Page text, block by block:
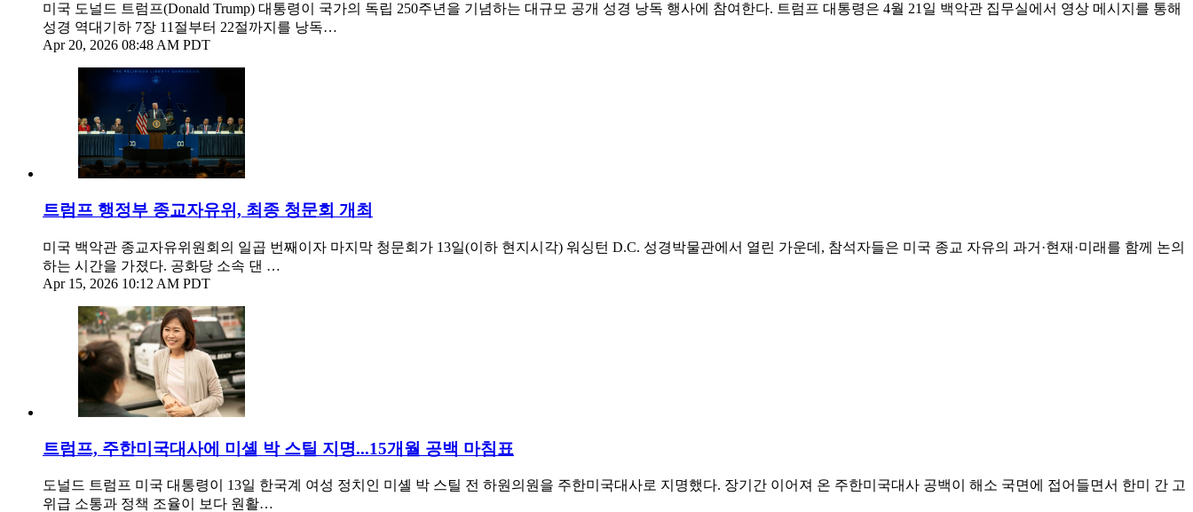
미국 도널드 트럼프(Donald Trump) 대통령이 국가의 독립 250주년을 기념하는 대규모 공개 성경 낭독 행사에 참여한다. 트럼프 대통령은 4월 21일 백악관 집무실에서 영상 메시지를 통해
성경 역대기하 7장 11절부터 22절까지를 낭독…
Apr 20, 2026 08:48 AM PDT
트럼프 행정부 종교자유위, 최종 청문회 개최
미국 백악관 종교자유위원회의 일곱 번째이자 마지막 청문회가 13일(이하 현지시각) 워싱턴 D.C. 성경박물관에서 열린 가운데, 참석자들은 미국 종교 자유의 과거·현재·미래를 함께 논의
하는 시간을 가졌다. 공화당 소속 댄 …
Apr 15, 2026 10:12 AM PDT
트럼프, 주한미국대사에 미셸 박 스틸 지명...15개월 공백 마침표
도널드 트럼프 미국 대통령이 13일 한국계 여성 정치인 미셸 박 스틸 전 하원의원을 주한미국대사로 지명했다. 장기간 이어져 온 주한미국대사 공백이 해소 국면에 접어들면서 한미 간 고
위급 소통과 정책 조율이 보다 원활…